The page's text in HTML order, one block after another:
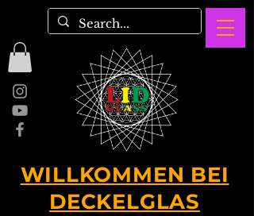
WILLKOMMEN BEI
DECKELGLAS